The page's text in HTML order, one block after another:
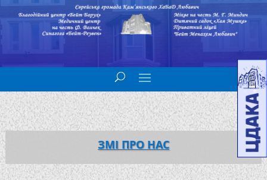
ЗМІ ПРО НАС